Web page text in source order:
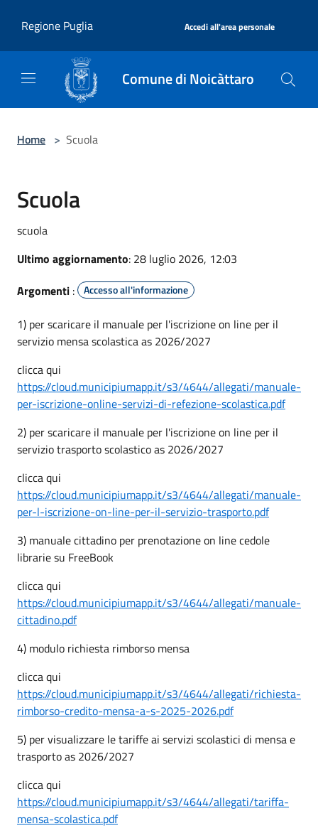
Regione Puglia
Accedi all'area personale
Comune di Noicàttaro
Home > Scuola
Scuola
scuola
Ultimo aggiornamento: 28 luglio 2026, 12:03
Argomenti : Accesso all'informazione
1) per scaricare il manuale per l'iscrizione on line per il
servizio mensa scolastica as 2026/2027
clicca qui
https://cloud.municipiumapp.it/s3/4644/allegati/manuale-
per-iscrizione-online-servizi-di-refezione-scolastica.pdf
2) per scaricare il manuale per l'iscrizione on line per il
servizio trasporto scolastico as 2026/2027
clicca qui
https://cloud.municipiumapp.it/s3/4644/allegati/manuale-
per-l-iscrizione-on-line-per-il-servizio-trasporto.pdf
3) manuale cittadino per prenotazione on line cedole
librarie su FreeBook
clicca qui
https://cloud.municipiumapp.it/s3/4644/allegati/manuale-
cittadino.pdf
4) modulo richiesta rimborso mensa
clicca qui
https://cloud.municipiumapp.it/s3/4644/allegati/richiesta-
rimborso-credito-mensa-a-s-2025-2026.pdf
5) per visualizzare le tariffe ai servizi scolastici di mensa e
trasporto as 2026/2027
clicca qui
https://cloud.municipiumapp.it/s3/4644/allegati/tariffa-
mensa-scolastica.pdf